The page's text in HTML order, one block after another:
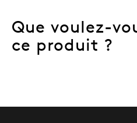
Que voulez-
ce produit ?